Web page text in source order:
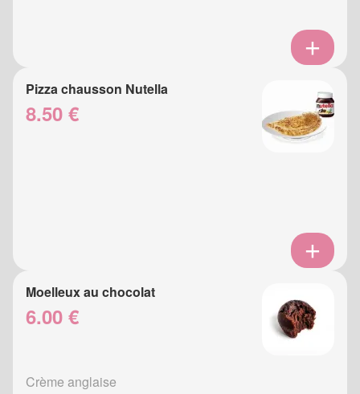
Pizza chausson Nutella
8.50 €
Moelleux au chocolat
6.00 €
Crème anglaise